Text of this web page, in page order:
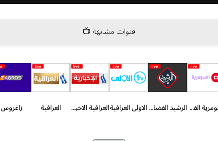
قنوات مشابهة 📺
السومرية الفضائية الرشيد الفضائيةالاولى العراقية العراقية الاخبارية العراقية زاغروس